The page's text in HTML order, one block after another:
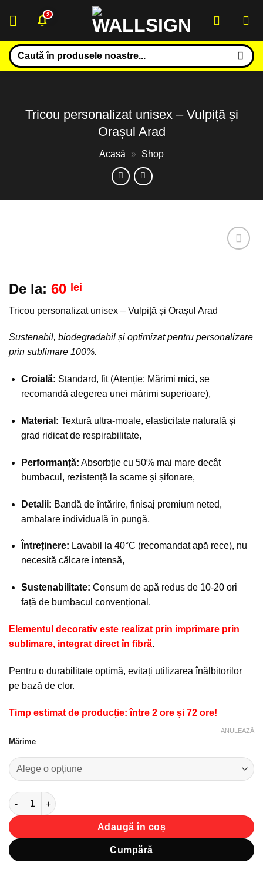
2
Caută
după:
Tricou personalizat unisex – Vulpiță și
Orașul Arad
Acasă » Shop
De la: 60 lei
Tricou personalizat unisex – Vulpiță și Orașul Arad
Sustenabil, biodegradabil și optimizat pentru personalizare
prin sublimare 100%.
Croială: Standard, fit (Atenție: Mărimi mici, se
recomandă alegerea unei mărimi superioare),
Material: Textură ultra-moale, elasticitate naturală și
grad ridicat de respirabilitate,
Performanță: Absorbție cu 50% mai mare decât
bumbacul, rezistență la scame și șifonare,
Detalii: Bandă de întărire, finisaj premium neted,
ambalare individuală în pungă,
Întreținere: Lavabil la 40°C (recomandat apă rece), nu
necesită călcare intensă,
Sustenabilitate: Consum de apă redus de 10-20 ori
față de bumbacul convențional.
Elementul decorativ este realizat prin imprimare prin
sublimare, integrat direct în fibră.
Pentru o durabilitate optimă, evitați utilizarea înălbitorilor
pe bază de clor.
Timp estimat de producție: între 2 ore și 72 ore!
Mărime
ANULEAZĂ
Cantitate Tricou personalizat unisex - Vulpiță și Orașul Arad
Adaugă în coș
Cumpără